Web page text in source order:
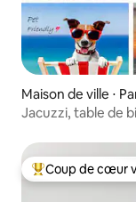
Maison de ville ⋅
Jacuzzi, table de
Coups de cœur
Coup de cœur